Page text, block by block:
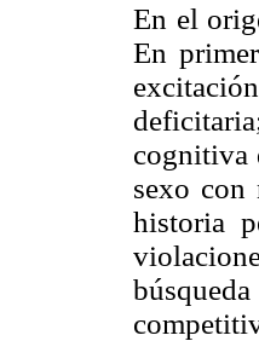
En el
En
cognitiva
sexo con
historia